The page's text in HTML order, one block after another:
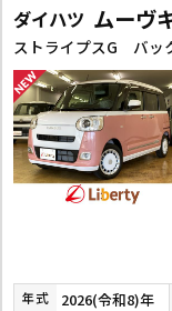
ダイハツ ムーヴ
年式 2026(令和8)年